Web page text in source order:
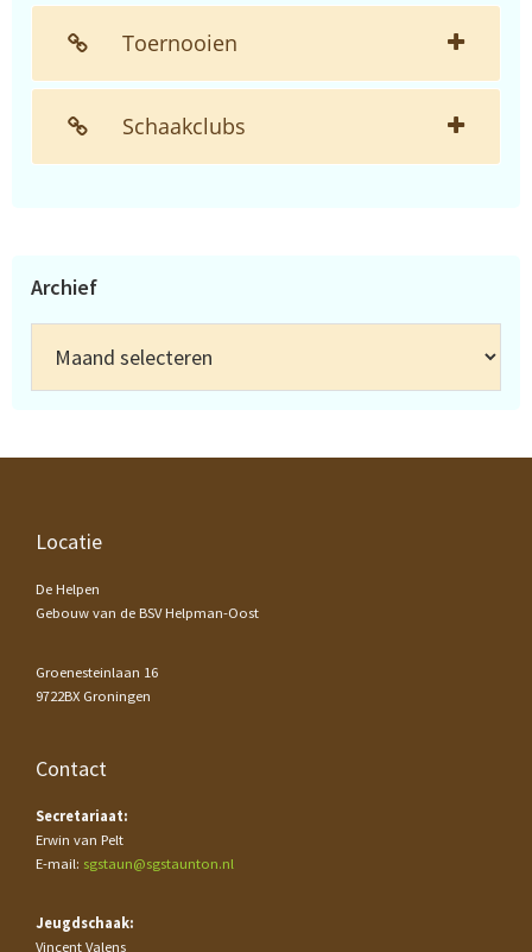
Toernooien
Schaakclubs
Archief
Footer
Locatie
De Helpen
Gebouw van de BSV Helpman-Oost
Groenesteinlaan 16
9722BX Groningen
Contact
Secretariaat:
Erwin van Pelt
E-mail: sgstaun@sgstaunton.nl
Jeugdschaak:
Vincent Valens